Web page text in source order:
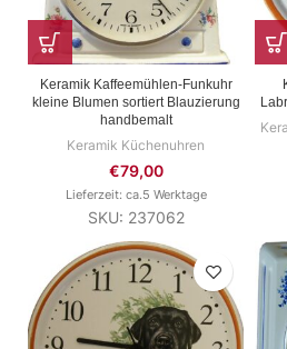
Keramik Kaffeemühlen-Funkuhr
kleine Blumen sortiert Blauzierung
handbemalt
Keramik Küchenuhren
€79,00
Lieferzeit: ca.5 Werktage
SKU: 237062